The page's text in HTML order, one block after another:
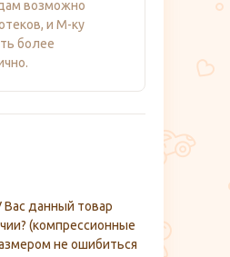
возможно
и М-ку
более
данный товар
(компрессионные
не ошибиться